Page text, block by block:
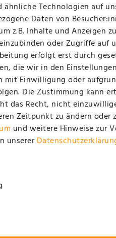
Technologien auf
Daten von
z.B. Inhalte und Anzeigen
oder Zugriffe auf
erfolgt erst durch
die wir in den
mit Einwilligung oder
Die Zustimmung kann
das Recht, nicht
Zeitpunkt zu ändern oder
und weitere Hinweise zur
unserer